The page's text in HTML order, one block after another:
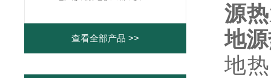
查看全部产品 >>
源
地
地